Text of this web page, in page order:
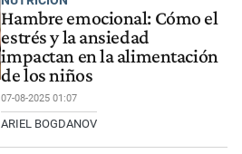
Hambre emocional: Cómo el
estrés y la ansiedad
impactan en la alimentación
de los niños
07-08-2025 01:07
ARIEL BOGDANOV